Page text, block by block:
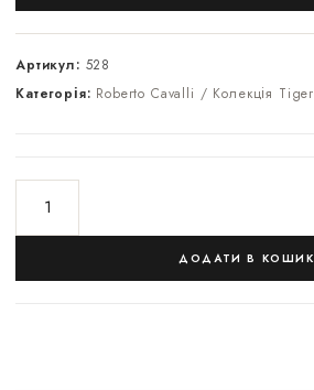
Артикул: 528
Категорія: Roberto Cavalli / Колекція Tiger
ДОДАТИ В КОШИК